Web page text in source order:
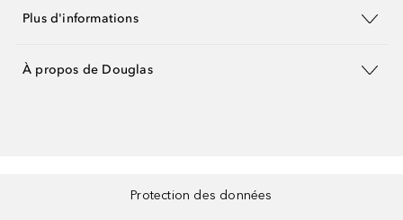
Plus d'informations
À propos de Douglas
Protection des données